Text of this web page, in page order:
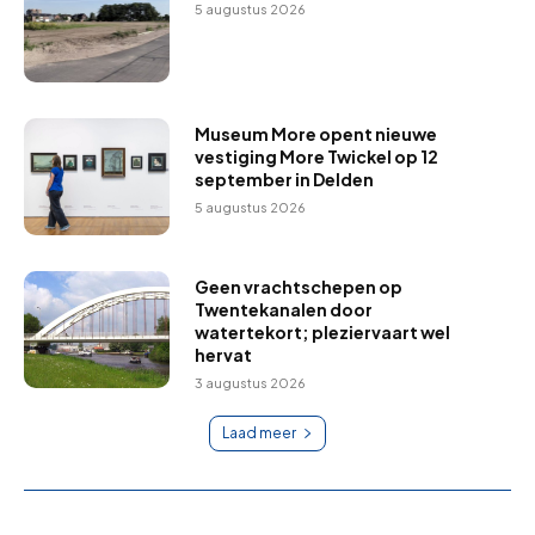
5 augustus 2026
Museum More opent nieuwe
vestiging More Twickel op 12
september in Delden
5 augustus 2026
Geen vrachtschepen op
Twentekanalen door
watertekort; pleziervaart wel
hervat
3 augustus 2026
Laad meer